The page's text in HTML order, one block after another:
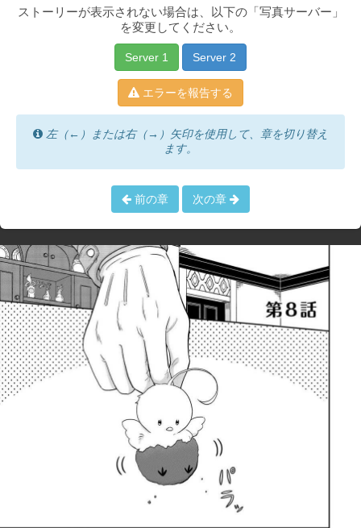
ストーリーが表示されない場合は、以下の「写真サーバー」
を変更してください。
Server 1 Server 2
エラーを報告する
左（←）または右（→）矢印を使用して、章を切り替え
ます。
前の章 次の章